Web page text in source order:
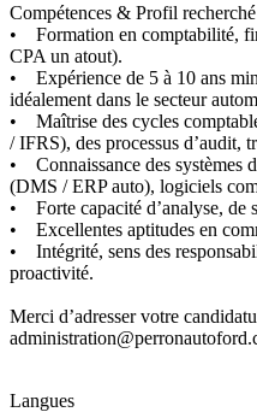
Compétences & Profil recherché
• Formation en comptabilité,
CPA un atout).
• Expérience de 5 à 10 ans
idéalement dans le secteur
• Maîtrise des cycles
/ IFRS), des processus d’audit,
• Connaissance des systèmes
(DMS / ERP auto), logiciels
• Forte capacité d’analyse, de
• Excellentes aptitudes en
• Intégrité, sens des
proactivité.
Merci d’adresser votre
Langues